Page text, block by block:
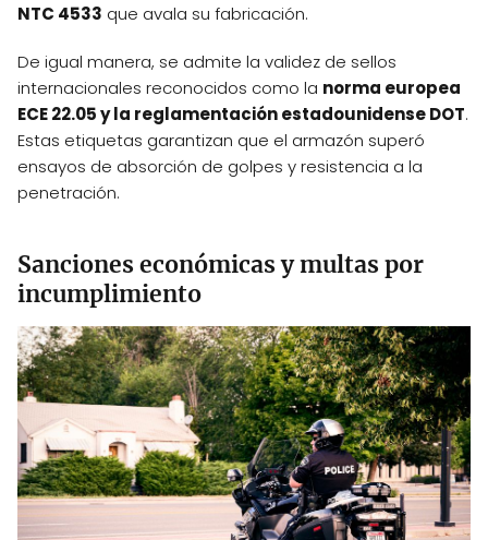
NTC 4533 que avala su fabricación.
De igual manera, se admite la validez de sellos
internacionales reconocidos como la norma europea
ECE 22.05 y la reglamentación estadounidense DOT.
Estas etiquetas garantizan que el armazón superó
ensayos de absorción de golpes y resistencia a la
penetración.
Sanciones económicas y multas por
incumplimiento